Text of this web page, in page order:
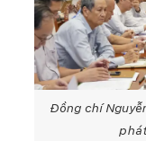
Đồng chí